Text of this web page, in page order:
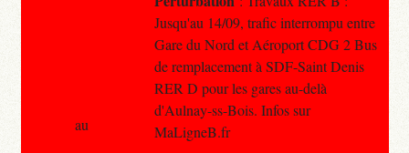
Jusqu'au 14/09, trafic interrompu entre
Gare du Nord et Aéroport CDG 2 Bus
de remplacement à SDF-Saint Denis
RER D pour les gares au-delà
d'Aulnay-ss-Bois. Infos sur
MaLigneB.fr
au